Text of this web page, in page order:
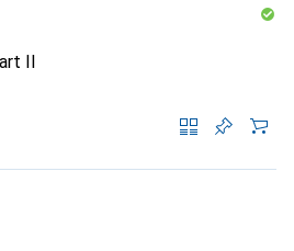
II